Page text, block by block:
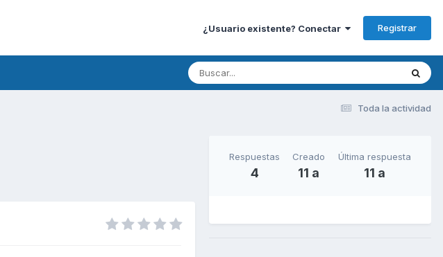
¿Usuario existente? Conectar Registrar
Toda la actividad
Respuestas
4
Creado
11 a
Última respuesta
11 a